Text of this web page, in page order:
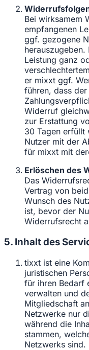
Bei wirksamem
empfangenen
ggf. gezogene
Leistung ganz
er mixxt ggf.
führen, dass
Widerruf
zur Erstattung
30 Tagen erfüllt
Nutzer mit der
für mixxt mit
Erlöschen des
Das
Vertrag von
Wunsch des
ist, bevor der
Widerrufsrecht
5. Inhalt des
tixxt ist eine
juristischen
für ihren Bedarf
verwalten und
Mitgliedschaft
Netzwerke nur
während die
stammen,
Netzwerks sind.